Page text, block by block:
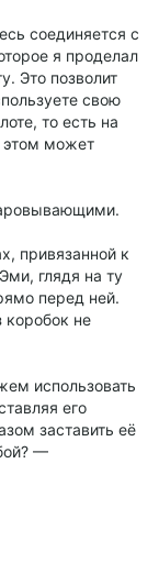
соединяется с
я проделал
Это позволит
свою
то есть на
этом может
привязанной к
глядя на ту
перед ней.
коробок не
использовать
его
заставить её
—